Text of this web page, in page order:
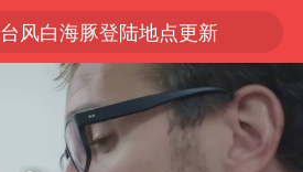
台风白海豚登陆地点更新
台风白海豚进入48小时警戒线
佛得角门将亮相智利俱乐部主场